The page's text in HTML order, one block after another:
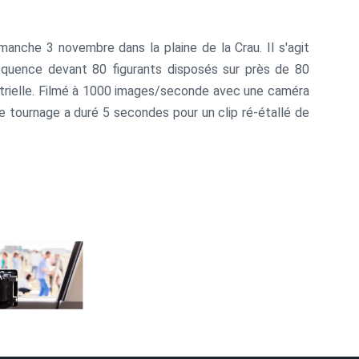
3 novembre dans la plaine de la Crau. Il s'agit
devant 80 figurants disposés sur près de 80
Filmé à 1000 images/seconde avec une caméra
tournage a duré 5 secondes pour un clip ré-étallé de